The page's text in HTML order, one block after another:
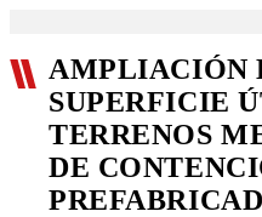
AMPLIACIÓN
SUPERFICIE
TERRENOS
DE